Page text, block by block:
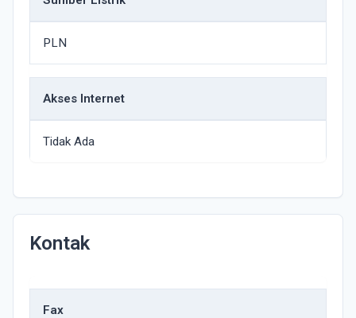
PLN
Akses Internet
Tidak Ada
Kontak
Fax